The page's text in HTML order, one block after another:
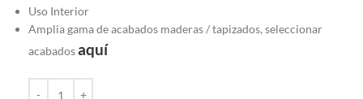
Uso Interior
Amplia gama de acabados maderas / tapizados, seleccionar
acabadosaquí